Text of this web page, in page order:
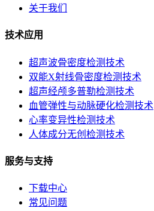
关于我们
技术应用
超声波骨密度检测技术
双能X射线骨密度检测技术
超声经颅多普勒检测技术
血管弹性与动脉硬化检测技术
心率变异性检测技术
人体成分无创检测技术
服务与支持
下载中心
常见问题